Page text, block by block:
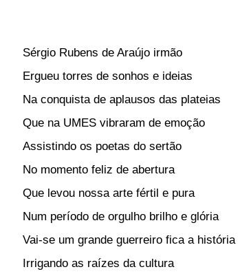
Sérgio Rubens de Araújo irmão
Ergueu torres de sonhos e ideias
Na conquista de aplausos das plateias
Que na UMES vibraram de emoção
Assistindo os poetas do sertão
No momento feliz de abertura
Que levou nossa arte fértil e pura
Num período de orgulho brilho e glória
Vai-se um grande guerreiro fica a história
Irrigando as raízes da cultura